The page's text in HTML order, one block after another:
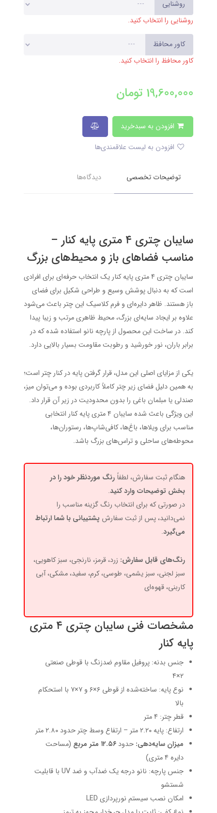
روشنایی
روشنایی را انتخاب کنید.
کاور محافظ
کاور محافظ را انتخاب کنید.
19,600,000 تومان
توضیحات تخصصی دیدگاه‌ها
سایبان چتری ۴ متری پایه کنار –
مناسب فضاهای باز و محیط‌های بزرگ
سایبان چتری ۴ متری پایه کنار یک انتخاب حرفه‌ای برای افرادی
است که به دنبال پوشش وسیع و طراحی شکیل برای فضای
باز هستند. ظاهر دایره‌ای و فرم کلاسیک این چتر باعث می‌شود
علاوه بر ایجاد سایه‌ای بزرگ، محیط ظاهری مرتب و زیبا پیدا
کند. در ساخت این محصول از پارچه نانو استفاده شده که در
برابر باران، نور خورشید و رطوبت مقاومت بسیار بالایی دارد.
یکی از مزایای اصلی این مدل، قرار گرفتن پایه در کنار چتر است؛
به همین دلیل فضای زیر چتر کاملاً کاربردی بوده و می‌توان میز،
صندلی یا مبلمان باغی را بدون محدودیت در زیر آن قرار داد.
این ویژگی باعث شده سایبان ۴ متری پایه کنار انتخابی
مناسب برای ویلاها، باغ‌ها، کافی‌شاپ‌ها، رستوران‌ها،
محوطه‌های ساحلی و تراس‌های بزرگ باشد.
هنگام ثبت سفارش، لطفاً رنگ موردنظر خود را در
بخش توضیحات وارد کنید.
در صورتی که برای انتخاب رنگ گزینه مناسب را
نمی‌دانید، پس از ثبت سفارش پشتیبانی با شما ارتباط
می‌گیرد.
رنگ‌های قابل سفارش: زرد، قرمز، نارنجی، سبز کاهویی،
سبز لجنی، سبز یشمی، طوسی، کرم، سفید، مشکی، آبی
کاربنی، قهوه‌ای
مشخصات فنی سایبان چتری ۴ متری
پایه کنار
جنس بدنه: پروفیل مقاوم ضدزنگ با قوطی صنعتی
۲×۴
نوع پایه: ساخته‌شده از قوطی ۶×۶ و ۷×۷ با استحکام
بالا
قطر چتر: ۴ متر
ارتفاع: پایه ۲.۲۰ متر – ارتفاع وسط چتر حدود ۲.۸۰ متر
میزان سایه‌دهی: حدود ۱۲.۵۶ متر مربع
(مساحت
دایره ۴ متری)
جنس پارچه: نانو درجه یک ضدآب و ضد UV با قابلیت
شستشو
امکان نصب سیستم نورپردازی LED